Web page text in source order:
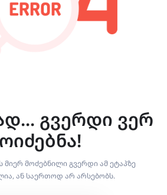
გვერდი ვერ
მიერ მოძებნილი გვერდი ამ ეტაპზე
ან საერთოდ არ არსებობს.